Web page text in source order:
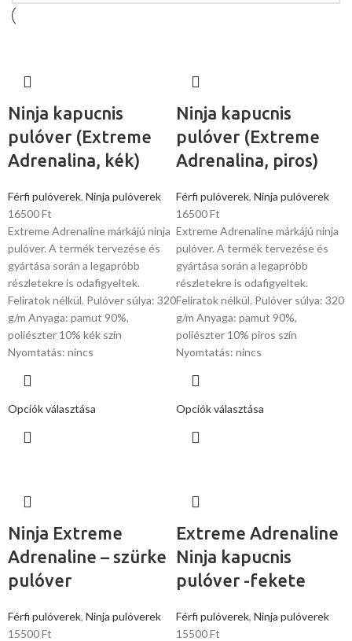
Ninja kapucnis
pulóver (Extreme
Adrenalina, kék)
Férfi pulóverek, Ninja pulóverek
16500Ft
Extreme Adrenaline márkájú ninja
pulóver. A termék tervezése és
gyártása során a legapróbb
részletekre is odafigyeltek.
Feliratok nélkül. Pulóver súlya: 320
g/m Anyaga: pamut 90%,
poliészter 10% kék szín
Nyomtatás: nincs
Opciók választása
Ninja kapucnis
pulóver (Extreme
Adrenalina, piros)
Férfi pulóverek, Ninja pulóverek
16500Ft
Extreme Adrenaline márkájú ninja
pulóver. A termék tervezése és
gyártása során a legapróbb
részletekre is odafigyeltek.
Feliratok nélkül. Pulóver súlya: 320
g/m Anyaga: pamut 90%,
poliészter 10% piros szín
Nyomtatás: nincs
Opciók választása
Ninja Extreme
Adrenaline – szürke
pulóver
Férfi pulóverek, Ninja pulóverek
15500Ft
Extreme Adrenaline
Ninja kapucnis
pulóver -fekete
Férfi pulóverek, Ninja pulóverek
15500Ft